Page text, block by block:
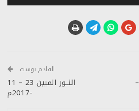
صدى الأحداث 22 – 11 –
القادم بوست
النــور المبين 23 – 11
-2017م